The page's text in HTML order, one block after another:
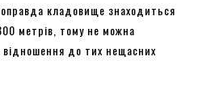
кладовище знаходиться
метрів, тому не можна
до тих нещасних